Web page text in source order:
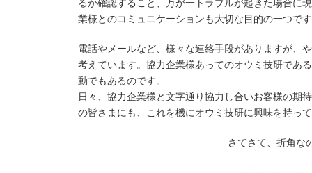
るか確認すること、万が一トラブルが起きた場合に
業様とのコミュニケーションも大切な目的の一つで
電話やメールなど、様々な連絡手段がありますが、
考えています。協力企業様あってのオウミ技研であ
動でもあるのです。
日々、協力企業様と文字通り協力し合いお客様の期
の皆さまにも、これを機にオウミ技研に興味を持っ
さてさて、折角な